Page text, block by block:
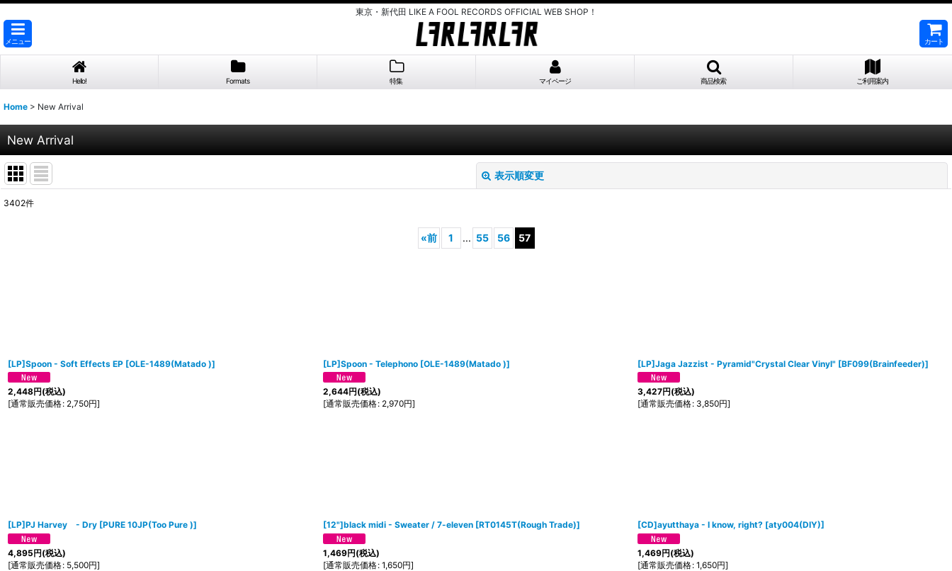
東京・新代田 LIKE A FOOL RECORDS OFFICIAL WEB SHOP！
メニュー カート
Hello! Formats 特集 マイページ 商品検索 ご利用案内
Home > New Arrival
New Arrival
表示順変更
3402件
«前 1 ... 55 56 57
[LP]Spoon - Soft Effects EP [OLE-1489(Matado )]
2,448円(税込)
[通常販売価格: 2,750円]
[LP]Spoon - Telephono [OLE-1489(Matado )]
2,644円(税込)
[通常販売価格: 2,970円]
[LP]Jaga Jazzist - Pyramid"Crystal Clear Vinyl" [BF099(Brainfeeder)]
3,427円(税込)
[通常販売価格: 3,850円]
[LP]PJ Harvey ‎- Dry [PURE 10JP(Too Pure )]
4,895円(税込)
[通常販売価格: 5,500円]
[12"]black midi - Sweater / 7-eleven [RT0145T(Rough Trade)]
1,469円(税込)
[通常販売価格: 1,650円]
[CD]ayutthaya - I know, right? [aty004(DIY)]
1,469円(税込)
[通常販売価格: 1,650円]